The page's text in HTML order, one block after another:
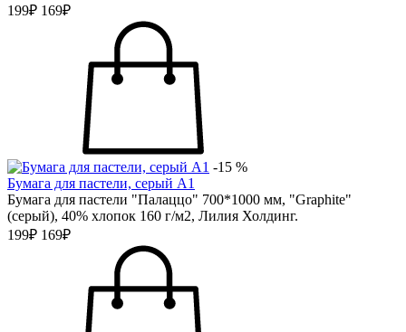
199₽ 169₽
-15 %
Бумага для пастели, серый А1
Бумага для пастели "Палаццо" 700*1000 мм, "Graphite"
(серый), 40% хлопок 160 г/м2, Лилия Холдинг.
199₽ 169₽